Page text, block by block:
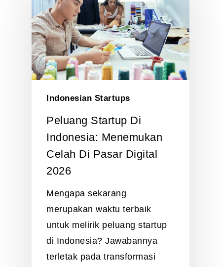
Indonesian Startups
Peluang Startup Di
Indonesia: Menemukan
Celah Di Pasar Digital
2026
Mengapa sekarang
merupakan waktu terbaik
untuk melirik peluang startup
di Indonesia? Jawabannya
terletak pada transformasi